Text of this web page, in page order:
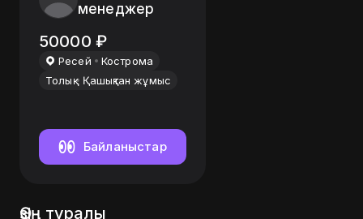
менеджер
50000 ₽
Ресей
Кострома
Толық
Қашықтан жұмыс
Байланыстар
Өзің туралы